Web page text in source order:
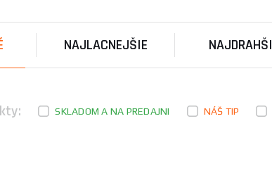
Sada príslušenstva GYS DENT BOX
NAJLACNEJŠIE
SKLADOM A NA PREDAJNI NÁŠ TIP